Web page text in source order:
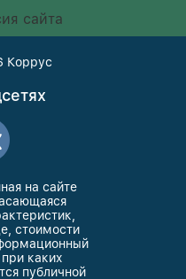
сайта
Коррус
на сайте
стоимости
каких
публичной